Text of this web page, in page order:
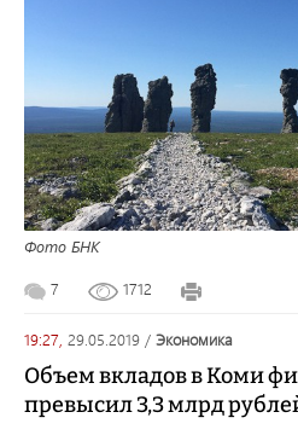
Фото БНК
7 1712
19:27, 29.05.2019 / экономика
Объем вкладов в Коми
превысил 3,3 млрд